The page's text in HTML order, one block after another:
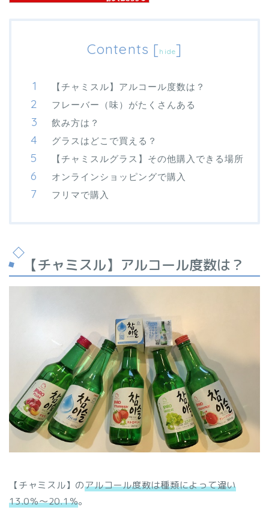
Contents [ hide]
【チャミスル】アルコール度数は？
フレーバー（味）がたくさんある
飲み方は？
グラスはどこで買える？
【チャミスルグラス】その他購入できる場所
オンラインショッピングで購入
フリマで購入
【チャミスル】アルコール度数は？
【チャミスル】のアルコール度数は種類によって違い
13.0％～20.1％。